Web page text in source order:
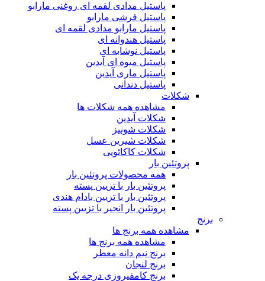
پاستیل مدادی لقمه ای روغنی مارابو
پاستیل فرشی مارابو
پاستیل مارابو مدادی لقمه ای
پاستیل هندوانه ای
پاستیل نوشابه ای
پاستیل میوه ای آیدین
پاستیل ماری آیدین
پاستیل دندانی
شکلات
مشاهده همه شکلات ها
شکلات آیدین
شکلات شونیز
شکلات شیرین عسل
شکلات کاکائویی
پروتئین بار
همه محصولات پروتئین بار
پروتئین بار با تزیین پسته
پروتئین بار با تزیین بادام هندی
پروتئین بار انجیر با تزیین پسته
برنج
مشاهده همه برنج ها
مشاهده همه برنج ها
برنج نیم دانه معطر
برنج لنجان
برنج کامفیروزی درجه یک